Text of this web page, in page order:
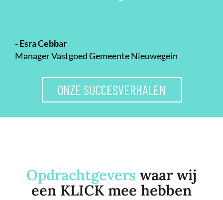
- Esra Cebbar
Manager Vastgoed Gemeente Nieuwegein
ONZE SUCCESVERHALEN
Opdrachtgevers waar wij
een KLICK mee hebben